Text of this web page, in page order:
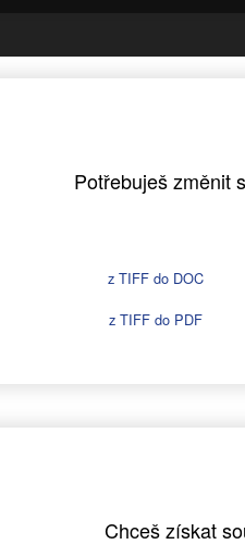
Potřebuješ změnit
z TIFF do DOC
z TIFF do PDF
Chceš získat